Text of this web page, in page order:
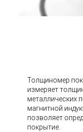
Толщиномер
измеряет
металлических
магнитной
позволяет
покрытие.